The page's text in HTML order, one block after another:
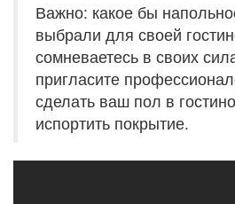
Важно: какое бы
выбрали для своей
сомневаетесь в своих
пригласите
сделать ваш пол в
испортить покрытие.